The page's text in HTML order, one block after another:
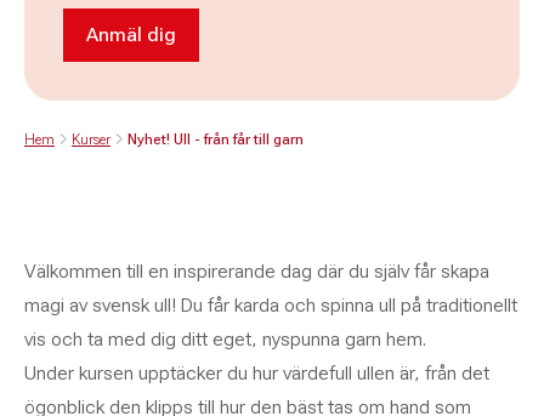
Anmäl dig till Nyhet! Ull - från får till garn
Anmäl dig
Hem Kurser Nyhet! Ull - från får till garn
Välkommen till en inspirerande dag där du själv får skapa
magi av svensk ull! Du får karda och spinna ull på traditionellt
vis och ta med dig ditt eget, nyspunna garn hem.
Under kursen upptäcker du hur värdefull ullen är, från det
ögonblick den klipps till hur den bäst tas om hand som